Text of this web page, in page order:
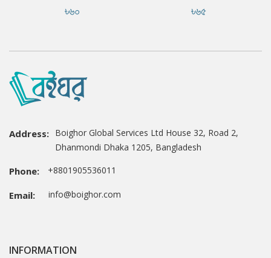
৳৬০ ৳৬৫
Address: Boighor Global Services Ltd House 32, Road 2,
Dhanmondi Dhaka 1205, Bangladesh
Phone: +8801905536011
Email: info@boighor.com
INFORMATION